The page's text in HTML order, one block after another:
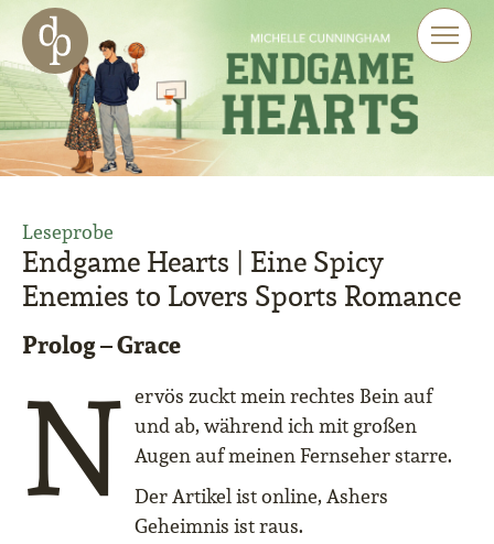
Zum Haupt-Inhalt springen
Zur Navigation springen
Zur Website-Suche springen
Leseprobe
Endgame Hearts | Eine Spicy
Enemies to Lovers Sports Romance
Prolog – Grace
N ervös zuckt mein rechtes Bein auf
und ab, während ich mit großen
Augen auf meinen Fernseher starre.
Der Artikel ist online, Ashers
Geheimnis ist raus.